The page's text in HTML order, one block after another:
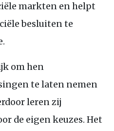
markten en helpt
besluiten te
om hen
te laten nemen
leren zij
de eigen keuzes. Het